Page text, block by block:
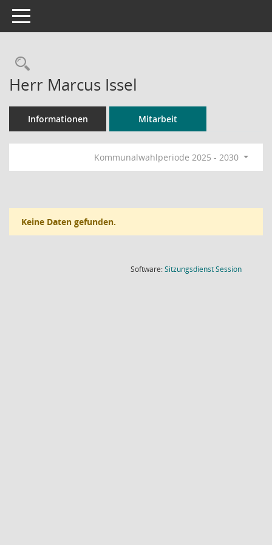
Toggle navigation
Rechercheauswahl
Herr Marcus Issel
Informationen Mitarbeit
Kommunalwahlperiode 2025 - 2030
Keine Daten gefunden.
Software:SitzungsdienstSession(Wird in